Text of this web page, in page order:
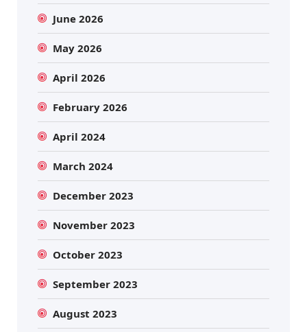
June 2026
May 2026
April 2026
February 2026
April 2024
March 2024
December 2023
November 2023
October 2023
September 2023
August 2023